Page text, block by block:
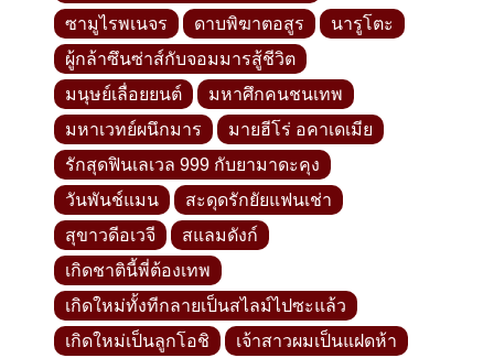
ซามูไรพเนจร
ดาบพิฆาตอสูร
นารูโตะ
ผู้กล้าซึนซ่าส์กับจอมมารสู้ชีวิต
มนุษย์เลื่อยยนต์
มหาศึกคนชนเทพ
มหาเวทย์ผนึกมาร
มายฮีโร่ อคาเดเมีย
รักสุดฟินเลเวล 999 กับยามาดะคุง
วันพันช์แมน
สะดุดรักยัยแฟนเช่า
สุขาวดีอเวจี
สแลมดังก์
เกิดชาตินี้พี่ต้องเทพ
เกิดใหม่ทั้งทีกลายเป็นสไลม์ไปซะแล้ว
เกิดใหม่เป็นลูกโอชิ
เจ้าสาวผมเป็นแฝดห้า